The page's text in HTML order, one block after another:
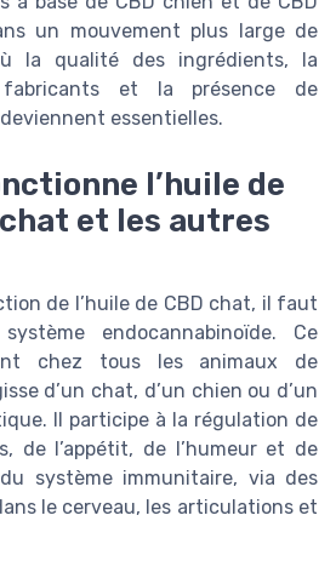
un mouvement plus large de
la qualité des ingrédients, la
fabricants et la présence de
essentielles.
l’huile de
et les autres
de l’huile de CBD chat, il faut
endocannabinoïde. Ce
chez tous les animaux de
d’un chat, d’un chien ou d’un
Il participe à la régulation de
de l’appétit, de l’humeur et de
système immunitaire, via des
le cerveau, les articulations et